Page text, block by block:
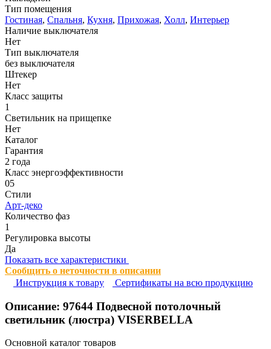
Тип помещения
Гостиная, Спальня, Кухня, Прихожая, Холл, Интерьер
Наличие выключателя
Нет
Тип выключателя
без выключателя
Штекер
Нет
Класс защиты
1
Светильник на прищепке
Нет
Каталог
Гарантия
2 года
Класс энергоэффективности
05
Стили
Арт-деко
Количество фаз
1
Регулировка высоты
Да
Показать все характеристики
Сообщить о неточности в описании
Инструкция к товару
Сертификаты на всю продукцию
Описание: 97644 Подвесной потолочный
светильник (люстра) VISERBELLA
Основной каталог товаров